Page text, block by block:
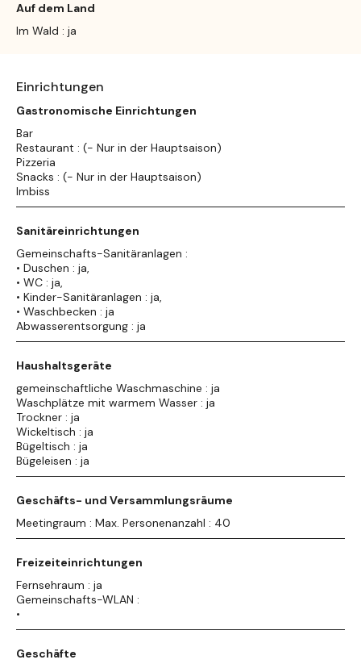
Auf dem Land
Im Wald : ja
Einrichtungen
Gastronomische Einrichtungen
Bar
Restaurant : (- Nur in der Hauptsaison)
Pizzeria
Snacks : (- Nur in der Hauptsaison)
Imbiss
Sanitäreinrichtungen
Gemeinschafts-Sanitäranlagen :
• Duschen : ja,
• WC : ja,
• Kinder-Sanitäranlagen : ja,
• Waschbecken : ja
Abwasserentsorgung : ja
Haushaltsgeräte
gemeinschaftliche Waschmaschine : ja
Waschplätze mit warmem Wasser : ja
Trockner : ja
Wickeltisch : ja
Bügeltisch : ja
Bügeleisen : ja
Geschäfts- und Versammlungsräume
Meetingraum : Max. Personenanzahl : 40
Freizeiteinrichtungen
Fernsehraum : ja
Gemeinschafts-WLAN :
•
Geschäfte